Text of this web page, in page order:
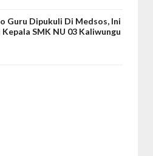
Guru Dipukuli Di Medsos, Ini
SMK NU 03 Kaliwungu